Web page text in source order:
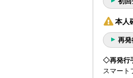
本人
再発
◇再発行
スマート